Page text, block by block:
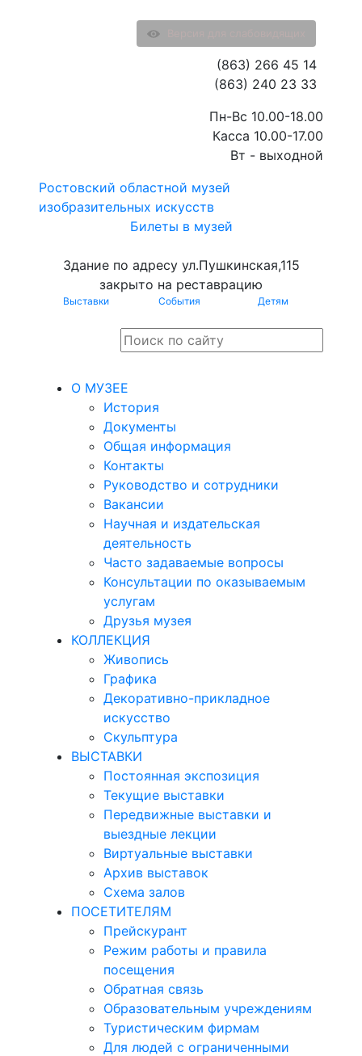
Ростовский областной музей
изобразительных искусств
Билеты в музей
Здание по адресу ул.Пушкинская,115
закрыто на реставрацию
Выставки События Детям
(863) 266 45 14
(863) 240 23 33
Пн-Вс 10.00-18.00
Касса 10.00-17.00
Вт - выходной
О МУЗЕЕ
История
Документы
Общая информация
Контакты
Руководство и сотрудники
Вакансии
Научная и издательская
деятельность
Часто задаваемые вопросы
Консультации по оказываемым
услугам
Друзья музея
КОЛЛЕКЦИЯ
Живопись
Графика
Декоративно-прикладное
искусство
Скульптура
ВЫСТАВКИ
Постоянная экспозиция
Текущие выставки
Передвижные выставки и
выездные лекции
Виртуальные выставки
Архив выставок
Схема залов
ПОСЕТИТЕЛЯМ
Прейскурант
Режим работы и правила
посещения
Обратная связь
Образовательным учреждениям
Туристическим фирмам
Для людей с ограниченными